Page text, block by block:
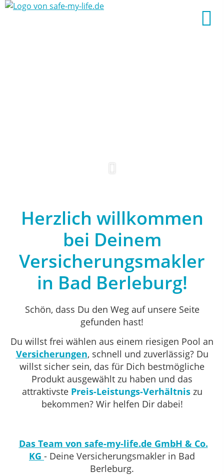
Herzlich willkommen
bei Deinem
Versicherungsmakler
in Bad Berleburg!
Schön, dass Du den Weg auf unsere Seite
gefunden hast!
Du willst frei wählen aus einem riesigen Pool an
Versicherungen, schnell und zuverlässig? Du
willst sicher sein, das für Dich bestmögliche
Produkt ausgewählt zu haben und das
attraktivste Preis-Leistungs-Verhältniszu
bekommen? Wir helfen Dir dabei!
Das Team von safe-my-life.de GmbH & Co.
KG - Deine Versicherungsmakler in Bad
Berleburg.